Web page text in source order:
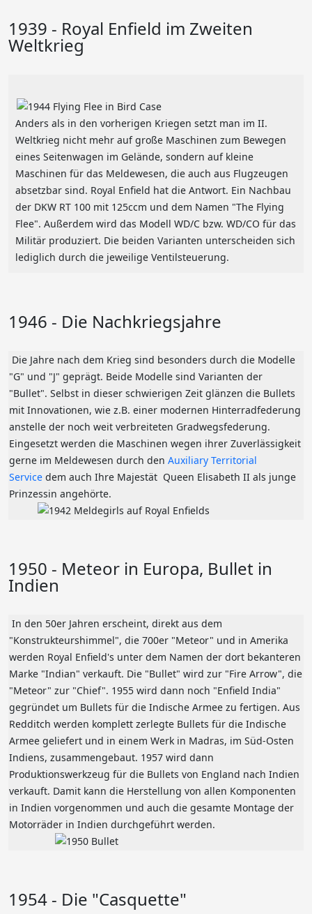
1939 - Royal Enfield im Zweiten
Weltkrieg
Anders als in den vorherigen Kriegen setzt man im II.
Weltkrieg nicht mehr auf große Maschinen zum Bewegen
eines Seitenwagen im Gelände, sondern auf kleine
Maschinen für das Meldewesen, die auch aus Flugzeugen
absetzbar sind. Royal Enfield hat die Antwort. Ein Nachbau
der DKW RT 100 mit 125ccm und dem Namen "The Flying
Flee". Außerdem wird das Modell WD/C bzw. WD/CO für das
Militär produziert. Die beiden Varianten unterscheiden sich
lediglich durch die jeweilige Ventilsteuerung.
1946 - Die Nachkriegsjahre
Die Jahre nach dem Krieg sind besonders durch die Modelle
"G" und "J" geprägt. Beide Modelle sind Varianten der
"Bullet". Selbst in dieser schwierigen Zeit glänzen die Bullets
mit Innovationen, wie z.B. einer modernen Hinterradfederung
anstelle der noch weit verbreiteten Gradwegsfederung.
Eingesetzt werden die Maschinen wegen ihrer Zuverlässigkeit
gerne im Meldewesen durch den Auxiliary Territorial
Service dem auch Ihre Majestät Queen Elisabeth II als junge
Prinzessin angehörte.
1950 - Meteor in Europa, Bullet in
Indien
In den 50er Jahren erscheint, direkt aus dem
"Konstrukteurshimmel", die 700er "Meteor" und in Amerika
werden Royal Enfield's unter dem Namen der dort bekanteren
Marke "Indian" verkauft. Die "Bullet" wird zur "Fire Arrow", die
"Meteor" zur "Chief". 1955 wird dann noch "Enfield India"
gegründet um Bullets für die Indische Armee zu fertigen. Aus
Redditch werden komplett zerlegte Bullets für die Indische
Armee geliefert und in einem Werk in Madras, im Süd-Osten
Indiens, zusammengebaut. 1957 wird dann
Produktionswerkzeug für die Bullets von England nach Indien
verkauft. Damit kann die Herstellung von allen Komponenten
in Indien vorgenommen und auch die gesamte Montage der
Motorräder in Indien durchgeführt werden.
1954 - Die "Casquette"